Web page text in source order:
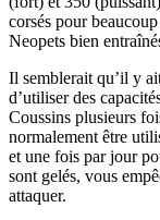
corsés pour
Neopets bien
Il semblerait qu’il y
d’utiliser des
Coussins plusieurs
normalement être
et une fois par jour
sont gelés, vous
attaquer.